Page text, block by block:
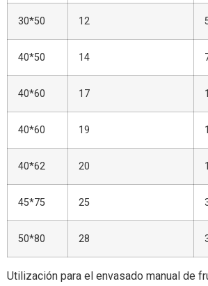
30*50 12
40*50 14
40*60 17
40*60 19
40*62 20
45*75 25
50*80 28
Utilización para el envasado manual de